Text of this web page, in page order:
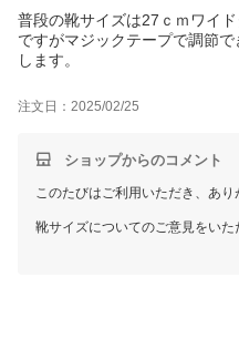
普段の靴サイズは27ｃｍワイ
ですがマジックテープで調節
します。
注文日：2025/02/25
ショップからのコメント
このたびはご利用いただき、あり
靴サイズについてのご意見をいた
ズが少し大きめとのことですが
今後もお客様にご満足いただけ